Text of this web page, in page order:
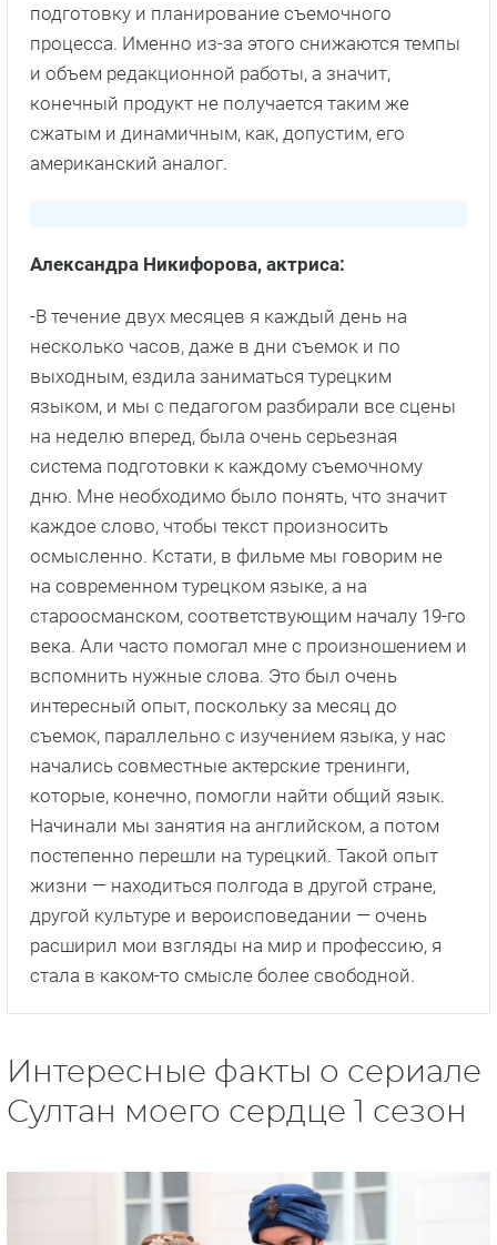
подготовку и планирование съемочного
процесса. Именно из-за этого снижаются темпы
и объем редакционной работы, а значит,
конечный продукт не получается таким же
сжатым и динамичным, как, допустим, его
американский аналог.
Александра Никифорова, актриса:
-В течение двух месяцев я каждый день на
несколько часов, даже в дни съемок и по
выходным, ездила заниматься турецким
языком, и мы с педагогом разбирали все сцены
на неделю вперед, была очень серьезная
система подготовки к каждому съемочному
дню. Мне необходимо было понять, что значит
каждое слово, чтобы текст произносить
осмысленно. Кстати, в фильме мы говорим не
на современном турецком языке, а на
староосманском, соответствующим началу 19-го
века. Али часто помогал мне с произношением и
вспомнить нужные слова. Это был очень
интересный опыт, поскольку за месяц до
съемок, параллельно с изучением языка, у нас
начались совместные актерские тренинги,
которые, конечно, помогли найти общий язык.
Начинали мы занятия на английском, а потом
постепенно перешли на турецкий. Такой опыт
жизни — находиться полгода в другой стране,
другой культуре и вероисповедании — очень
расширил мои взгляды на мир и профессию, я
стала в каком-то смысле более свободной.
Интересные факты о сериале
Султан моего сердце 1 сезон